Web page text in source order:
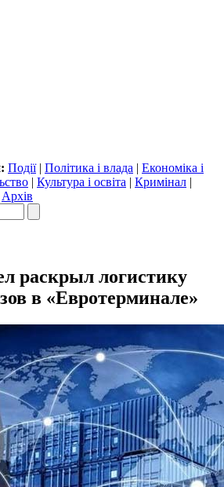
Події| Політика і влада | Економіка і
| Культура і освіта | Кримінал |
Архів
раскрыл логистику
в «Евротерминале»